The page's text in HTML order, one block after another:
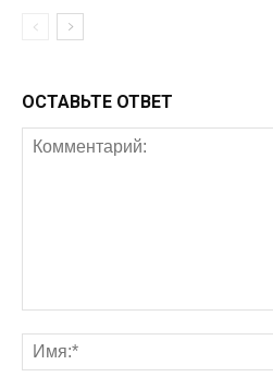
ОСТАВЬТЕ ОТВЕТ